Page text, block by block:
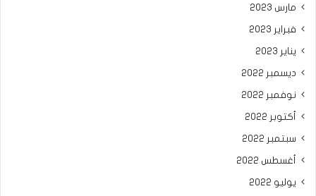
مارس 2023
فبراير 2023
يناير 2023
ديسمبر 2022
نوفمبر 2022
أكتوبر 2022
سبتمبر 2022
أغسطس 2022
يوليو 2022